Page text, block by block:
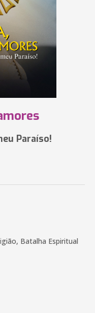
Paraíso!
Batalha Espiritual